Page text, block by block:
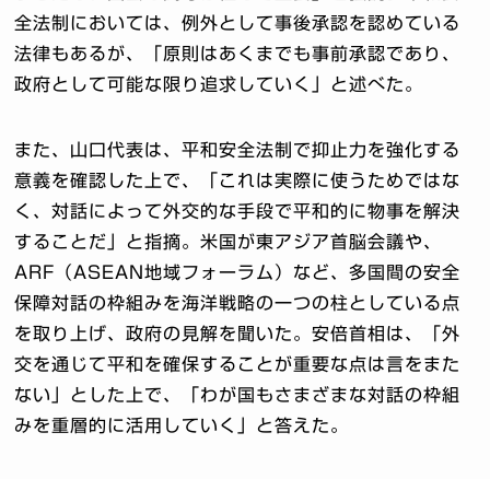
全法制においては、例外として事後承認を認めている
法律もあるが、「原則はあくまでも事前承認であり、
政府として可能な限り追求していく」と述べた。
また、山口代表は、平和安全法制で抑止力を強化する
意義を確認した上で、「これは実際に使うためではな
く、対話によって外交的な手段で平和的に物事を解決
することだ」と指摘。米国が東アジア首脳会議や、
ARF（ASEAN地域フォーラム）など、多国間の安全
保障対話の枠組みを海洋戦略の一つの柱としている点
を取り上げ、政府の見解を聞いた。安倍首相は、「外
交を通じて平和を確保することが重要な点は言をまた
ない」とした上で、「わが国もさまざまな対話の枠組
みを重層的に活用していく」と答えた。